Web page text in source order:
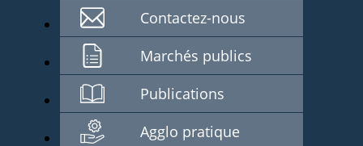
Contactez-nous
Marchés publics
Publications
Agglo pratique